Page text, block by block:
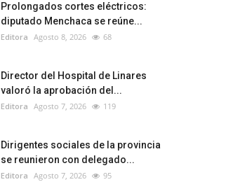
Prolongados cortes eléctricos:
diputado Menchaca se reúne...
Editora Agosto 8, 2026 68
Director del Hospital de Linares
valoró la aprobación del...
Editora Agosto 7, 2026 119
Dirigentes sociales de la provincia
se reunieron con delegado...
Editora Agosto 7, 2026 95